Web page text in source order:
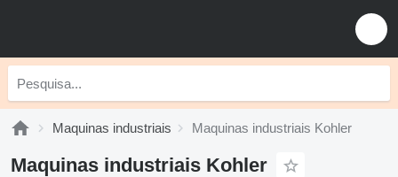
Maquinas industriais Maquinas industriais Kohler
Maquinas industriais Kohler